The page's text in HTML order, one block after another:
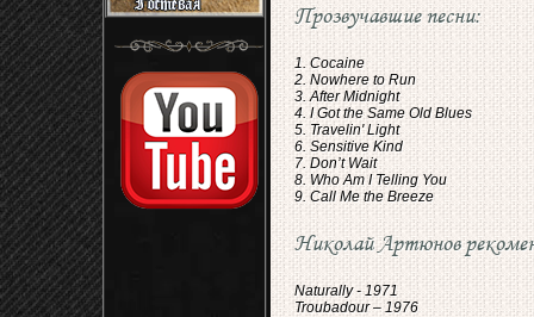
Прозвучавшие песни:
1. Cocaine
2. Nowhere to Run
3. After Midnight
4. I Got the Same Old Blues
5. Travelin' Light
6. Sensitive Kind
7. Don’t Wait
8. Who Am I Telling You
9. Call Me the Breeze
Николай Артюнов
Naturally - 1971
Troubadour – 1976